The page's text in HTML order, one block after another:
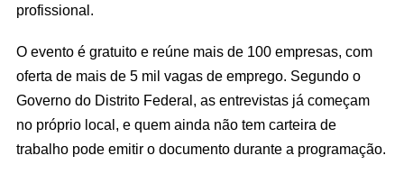
profissional.
O evento é gratuito e reúne mais de 100 empresas, com
oferta de mais de 5 mil vagas de emprego. Segundo o
Governo do Distrito Federal, as entrevistas já começam
no próprio local, e quem ainda não tem carteira de
trabalho pode emitir o documento durante a programação.